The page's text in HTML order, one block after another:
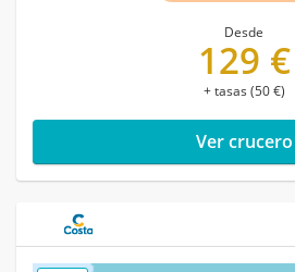
Desde
129 €
+ tasas (50 €)
Ver crucero